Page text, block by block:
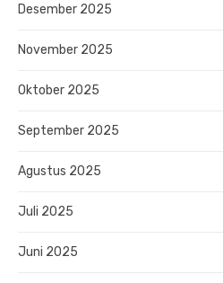
Desember 2025
November 2025
Oktober 2025
September 2025
Agustus 2025
Juli 2025
Juni 2025